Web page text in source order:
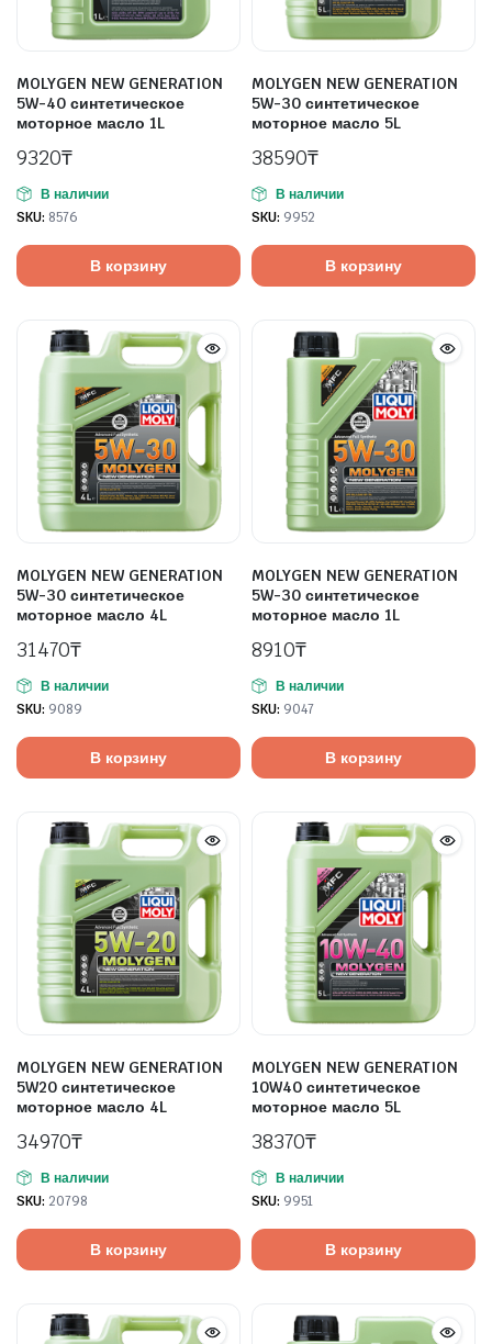
MOLYGEN NEW GENERATION
5W-40 синтетическое
моторное масло 1L
9320₸
В наличии
SKU: 8576
В корзину
MOLYGEN NEW GENERATION
5W-30 синтетическое
моторное масло 5L
38590₸
В наличии
SKU: 9952
В корзину
MOLYGEN NEW GENERATION
5W-30 синтетическое
моторное масло 4L
31470₸
В наличии
SKU: 9089
В корзину
MOLYGEN NEW GENERATION
5W-30 синтетическое
моторное масло 1L
8910₸
В наличии
SKU: 9047
В корзину
MOLYGEN NEW GENERATION
5W20 синтетическое
моторное масло 4L
34970₸
В наличии
SKU: 20798
В корзину
MOLYGEN NEW GENERATION
10W40 синтетическое
моторное масло 5L
38370₸
В наличии
SKU: 9951
В корзину